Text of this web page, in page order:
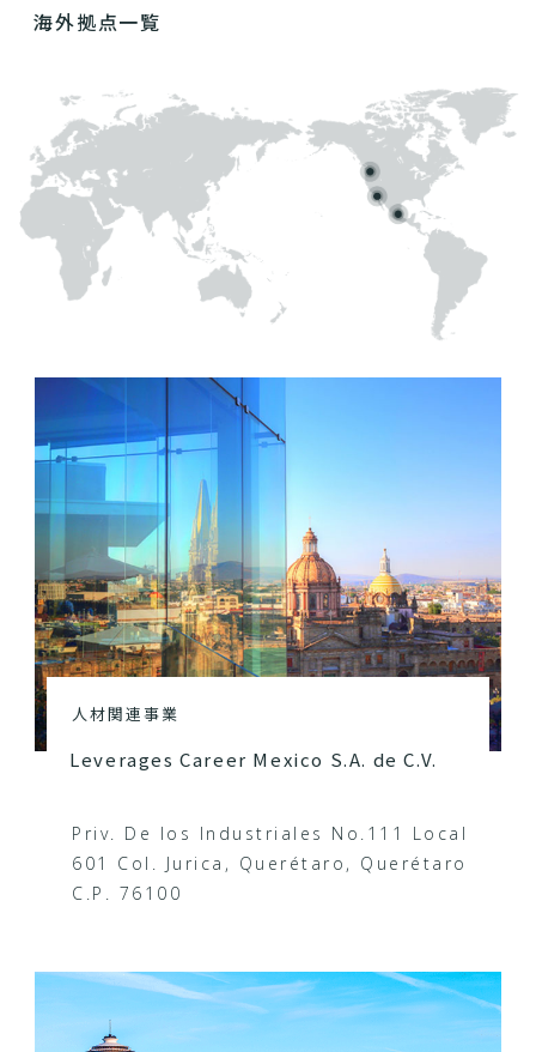
海外拠点一覧
人材関連事業
Leverages Career Mexico S.A. de C.V.
Priv. De los Industriales No.111 Local
601 Col. Jurica, Querétaro, Querétaro
C.P. 76100